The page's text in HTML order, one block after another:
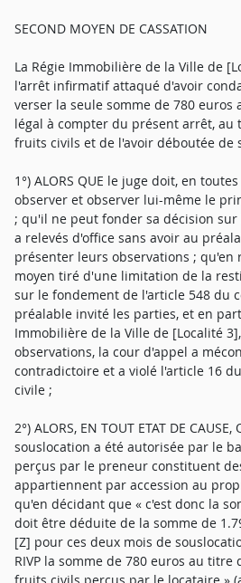
SECOND MOYEN DE CASSATION
La Régie Immobilière de la Ville de
l'arrêt infirmatif attaqué d'avoir
verser la seule somme de 780 euros
légal à compter du présent arrêt,
fruits civils et de l'avoir déboutée de
1°) ALORS QUE le juge doit, en
observer et observer lui-même le
; qu'il ne peut fonder sa décision
a relevés d'office sans avoir au
présenter leurs observations ; qu'en
moyen tiré d'une limitation de la
sur le fondement de l'article 548 du
préalable invité les parties, et en
Immobilière de la Ville de [Localité
observations, la cour d'appel a
contradictoire et a violé l'article 16
civile ;
2°) ALORS, EN TOUT ETAT DE
souslocation a été autorisée par le
perçus par le preneur constituent
appartiennent par accession au
qu'en décidant que « c'est donc la
doit être déduite de la somme de
[Z] pour ces deux mois de
RIVP la somme de 780 euros au